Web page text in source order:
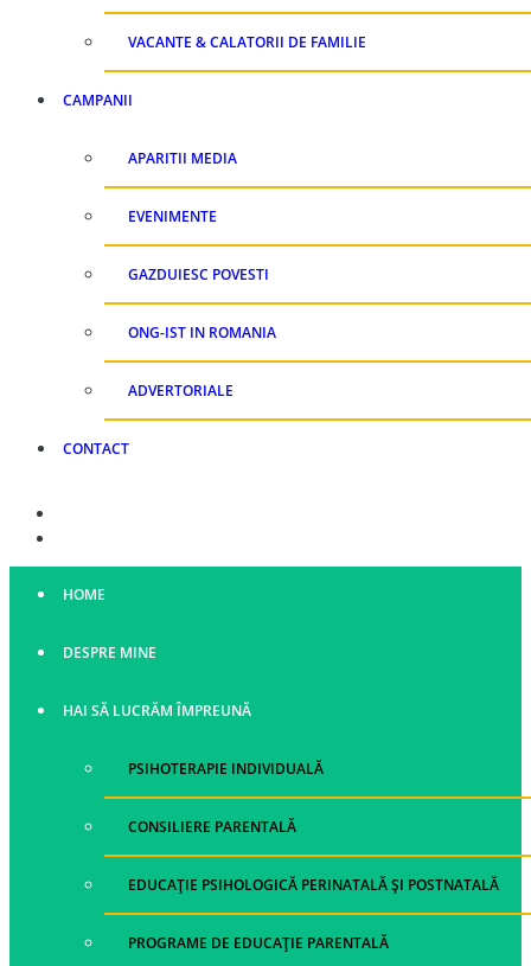
VACANTE & CALATORII DE FAMILIE
CAMPANII
APARITII MEDIA
EVENIMENTE
GAZDUIESC POVESTI
ONG-IST IN ROMANIA
ADVERTORIALE
CONTACT
HOME
DESPRE MINE
HAI SĂ LUCRĂM ÎMPREUNĂ
PSIHOTERAPIE INDIVIDUALĂ
CONSILIERE PARENTALĂ
EDUCAȚIE PSIHOLOGICĂ PERINATALĂ ȘI POSTNATALĂ
PROGRAME DE EDUCAȚIE PARENTALĂ